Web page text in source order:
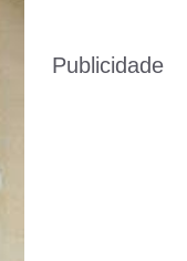
Publicidade